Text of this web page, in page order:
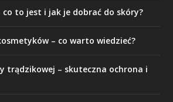
to jest i jak je dobrać do skóry?
– co warto wiedzieć?
trądzikowej – skuteczna ochrona i